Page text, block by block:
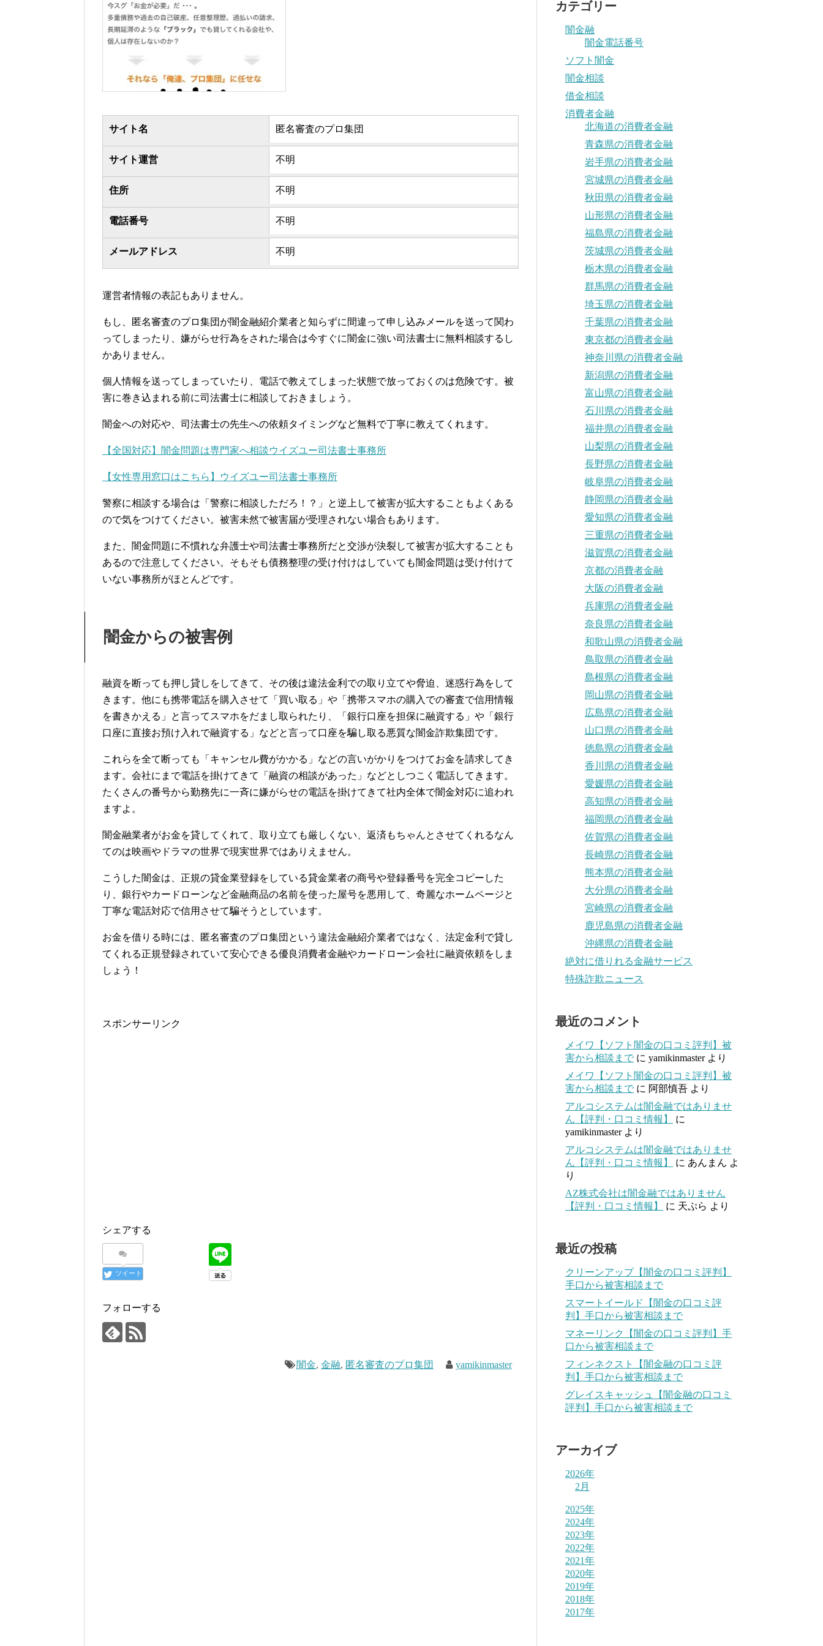
サイト名 匿名審査のプロ集団
サイト運営 不明
住所 不明
電話番号 不明
メールアドレス 不明
運営者情報の表記もありません。
もし、匿名審査のプロ集団が闇金融紹介業者と知らずに間違って申し込みメールを送って関わ
ってしまったり、嫌がらせ行為をされた場合は今すぐに闇金に強い司法書士に無料相談するし
かありません。
個人情報を送ってしまっていたり、電話で教えてしまった状態で放っておくのは危険です。被
害に巻き込まれる前に司法書士に相談しておきましょう。
闇金への対応や、司法書士の先生への依頼タイミングなど無料で丁寧に教えてくれます。
【全国対応】闇金問題は専門家へ相談ウイズユー司法書士事務所
【女性専用窓口はこちら】ウイズユー司法書士事務所
警察に相談する場合は「警察に相談しただろ！？」と逆上して被害が拡大することもよくある
ので気をつけてください。被害未然で被害届が受理されない場合もあります。
また、闇金問題に不慣れな弁護士や司法書士事務所だと交渉が決裂して被害が拡大することも
あるので注意してください。そもそも債務整理の受け付けはしていても闇金問題は受け付けて
いない事務所がほとんどです。
闇金からの被害例
融資を断っても押し貸しをしてきて、その後は違法金利での取り立てや脅迫、迷惑行為をして
きます。他にも携帯電話を購入させて「買い取る」や「携帯スマホの購入での審査で信用情報
を書きかえる」と言ってスマホをだまし取られたり、「銀行口座を担保に融資する」や「銀行
口座に直接お預け入れで融資する」などと言って口座を騙し取る悪質な闇金詐欺集団です。
これらを全て断っても「キャンセル費がかかる」などの言いがかりをつけてお金を請求してき
ます。会社にまで電話を掛けてきて「融資の相談があった」などとしつこく電話してきます。
たくさんの番号から勤務先に一斉に嫌がらせの電話を掛けてきて社内全体で闇金対応に追われ
ますよ。
闇金融業者がお金を貸してくれて、取り立ても厳しくない、返済もちゃんとさせてくれるなん
てのは映画やドラマの世界で現実世界ではありえません。
こうした闇金は、正規の貸金業登録をしている貸金業者の商号や登録番号を完全コピーした
り、銀行やカードローンなど金融商品の名前を使った屋号を悪用して、奇麗なホームページと
丁寧な電話対応で信用させて騙そうとしています。
お金を借りる時には、匿名審査のプロ集団という違法金融紹介業者ではなく、法定金利で貸し
てくれる正規登録されていて安心できる優良消費者金融やカードローン会社に融資依頼をしま
しょう！
スポンサーリンク
シェアする
ツイート
フォローする
闇金,金融, 匿名審査のプロ集団 yamikinmaster
カテゴリー
闇金融
闇金電話番号
ソフト闇金
闇金相談
借金相談
消費者金融
北海道の消費者金融
青森県の消費者金融
岩手県の消費者金融
宮城県の消費者金融
秋田県の消費者金融
山形県の消費者金融
福島県の消費者金融
茨城県の消費者金融
栃木県の消費者金融
群馬県の消費者金融
埼玉県の消費者金融
千葉県の消費者金融
東京都の消費者金融
神奈川県の消費者金融
新潟県の消費者金融
富山県の消費者金融
石川県の消費者金融
福井県の消費者金融
山梨県の消費者金融
長野県の消費者金融
岐阜県の消費者金融
静岡県の消費者金融
愛知県の消費者金融
三重県の消費者金融
滋賀県の消費者金融
京都の消費者金融
大阪の消費者金融
兵庫県の消費者金融
奈良県の消費者金融
和歌山県の消費者金融
鳥取県の消費者金融
島根県の消費者金融
岡山県の消費者金融
広島県の消費者金融
山口県の消費者金融
徳島県の消費者金融
香川県の消費者金融
愛媛県の消費者金融
高知県の消費者金融
福岡県の消費者金融
佐賀県の消費者金融
長崎県の消費者金融
熊本県の消費者金融
大分県の消費者金融
宮崎県の消費者金融
鹿児島県の消費者金融
沖縄県の消費者金融
絶対に借りれる金融サービス
特殊詐欺ニュース
最近のコメント
メイワ【ソフト闇金の口コミ評判】被
害から相談まで に yamikinmasterより
メイワ【ソフト闇金の口コミ評判】被
害から相談まで に 阿部慎吾 より
アルコシステムは闇金融ではありませ
ん【評判・口コミ情報】
に
yamikinmasterより
アルコシステムは闇金融ではありませ
ん【評判・口コミ情報】
に あんまん よ
り
AZ株式会社は闇金融ではありません
【評判・口コミ情報】
に 天ぷら より
最近の投稿
クリーンアップ【闇金の口コミ評判】
手口から被害相談まで
スマートイールド【闇金の口コミ評
判】手口から被害相談まで
マネーリンク【闇金の口コミ評判】手
口から被害相談まで
フィンネクスト【闇金融の口コミ評
判】手口から被害相談まで
グレイスキャッシュ【闇金融の口コミ
評判】手口から被害相談まで
アーカイブ
2026年
2月
2025年
2024年
2023年
2022年
2021年
2020年
2019年
2018年
2017年